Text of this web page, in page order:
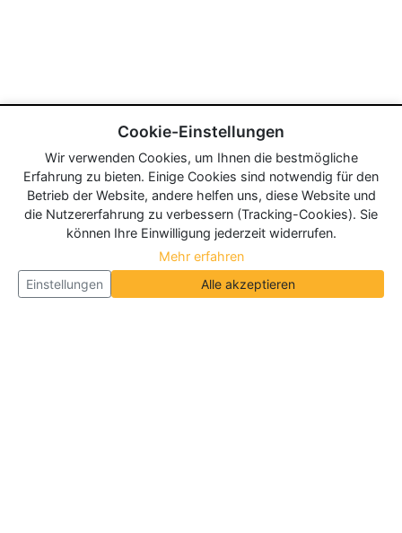
Cookie-Einstellungen
Wir verwenden Cookies, um Ihnen die bestmögliche
Erfahrung zu bieten. Einige Cookies sind notwendig für den
Betrieb der Website, andere helfen uns, diese Website und
die Nutzererfahrung zu verbessern (Tracking-Cookies). Sie
können Ihre Einwilligung jederzeit widerrufen.
Mehr erfahren
Einstellungen
Alle akzeptieren